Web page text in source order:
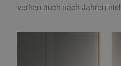
verliert auch nach Jahren